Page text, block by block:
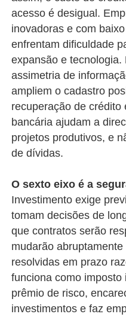
acesso é desigual.
inovadoras e com
enfrentam dificuldade
expansão e
assimetria de
ampliem o cadastro
recuperação de
bancária ajudam a
projetos produtivos, e
de dívidas.
O sexto eixo é a
Investimento exige
tomam decisões de
que contratos serão
mudarão
resolvidas em prazo
funciona como
prêmio de risco,
investimentos e faz